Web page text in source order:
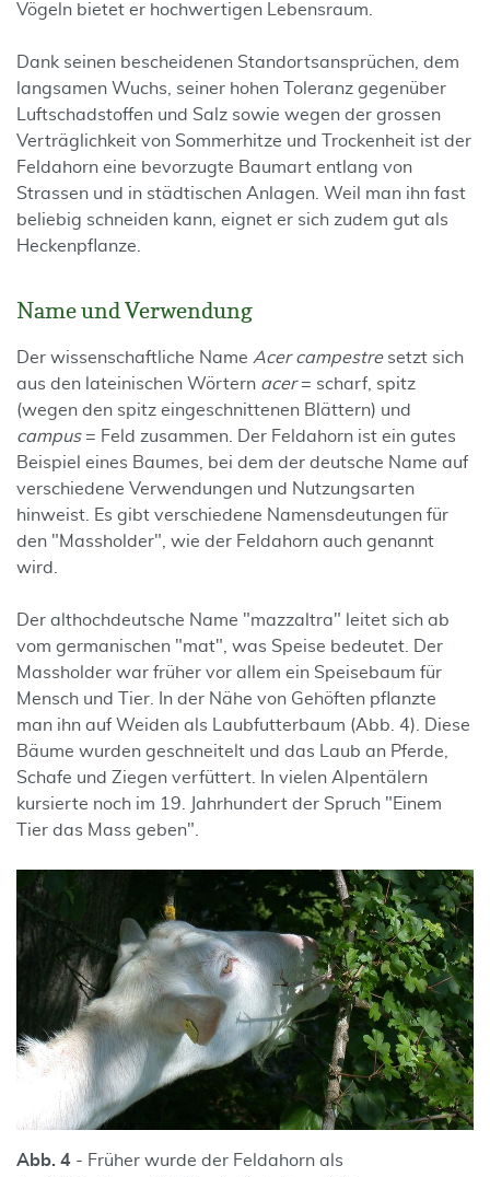
Vögeln bietet er hochwertigen Lebensraum.
Dank seinen bescheidenen Standortsansprüchen, dem
langsamen Wuchs, seiner hohen Toleranz gegenüber
Luftschadstoffen und Salz sowie wegen der grossen
Verträglichkeit von Sommerhitze und Trockenheit ist der
Feldahorn eine bevorzugte Baumart entlang von
Strassen und in städtischen Anlagen. Weil man ihn fast
beliebig schneiden kann, eignet er sich zudem gut als
Heckenpflanze.
Name und Verwendung
Der wissenschaftliche Name Acer campestresetzt sich
aus den lateinischen Wörtern acer= scharf, spitz
(wegen den spitz eingeschnittenen Blättern) und
campus= Feld zusammen. Der Feldahorn ist ein gutes
Beispiel eines Baumes, bei dem der deutsche Name auf
verschiedene Verwendungen und Nutzungsarten
hinweist. Es gibt verschiedene Namensdeutungen für
den "Massholder", wie der Feldahorn auch genannt
wird.
Der althochdeutsche Name "mazzaltra" leitet sich ab
vom germanischen "mat", was Speise bedeutet. Der
Massholder war früher vor allem ein Speisebaum für
Mensch und Tier. In der Nähe von Gehöften pflanzte
man ihn auf Weiden als Laubfutterbaum (Abb. 4). Diese
Bäume wurden geschneitelt und das Laub an Pferde,
Schafe und Ziegen verfüttert. In vielen Alpentälern
kursierte noch im 19. Jahrhundert der Spruch "Einem
Tier das Mass geben".
Abb. 4 - Früher wurde der Feldahorn als